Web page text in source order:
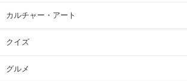
カルチャー・アート
クイズ
グルメ